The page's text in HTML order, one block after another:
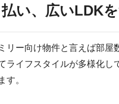
い、広いLDK
リー向け物件と言えば部
ライフスタイルが多様化
す。